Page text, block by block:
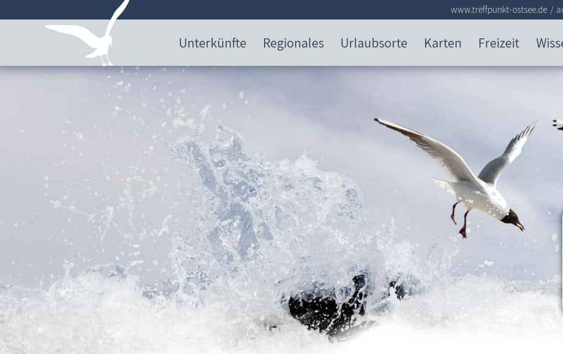
Unterkünfte Regionales Urlaubsorte Karten Freizeit
www.treffpunkt-ostsee.de